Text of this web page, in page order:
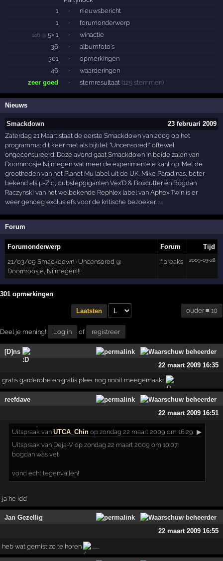
1 ·
nieuwsbericht
1
· forumonderwerp
146 @ 5× 1 ·
winactie
36
·
albumfoto's
301
·
opmerkingen
46
·
waarderingen
zeer goed
· stemresultaat (125 stemmen)
Nieuws
Smackdown
23 februari 2009
Zaterdag 21 Maart staat de eerste Smackdown van 2009 op het
programma; dit keer met als bijtitel: "Uncensored!" oftewel
ongecensureerd. Deze avond gaat Smackdown in beide zalen van
Doornroosje Nijmegen wat meer de experimentele kant op. Met de
grootheden van het Planet Mu label uit de UK, Mike Paradinas, beter
bekend als µ-Ziq, dubstepgiganten Vex'D & Boxcutter én Bogdan
Raczynski van het welbekende Rephlex label van Aphex Twin is er
weer genoeg exclusiefs voor de kritische bezoeker.24
Forum
Forumonderwerp Forum
Tijd
21/03/09 Smackdown · Uncensored @
Doornroosje, Nijmegen!!!
f:breaks 2009-03-28
301 opmerkingen
Laatsten ouder ≡ 10
Deel je mening! Log in of registreer
[D]ns
22 maart 2009 16:35
gratis garderobe en gratis plee. nog nooit meegemaakt
reefdave
22 maart 2009 16:51
Uitspraak vanUTCA_Chin op zondag 22 maart 2009 om 16:29: ▶
Uitspraak van Deja-V op zondag 22 maart 2009 om 10:07:
bogdan was vet
vond echt tegenvallen!
ja he idd
Jan Gezellig
22 maart 2009 16:55
heb wat gemist zo te horen .......